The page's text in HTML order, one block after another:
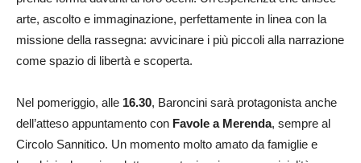
arte, ascolto e immaginazione, perfettamente in linea con la
missione della rassegna: avvicinare i più piccoli alla narrazione
come spazio di libertà e scoperta.
Nel pomeriggio, alle 16.30, Baroncini sarà protagonista anche
dell’atteso appuntamento con Favole a Merenda, sempre al
Circolo Sannitico. Un momento molto amato da famiglie e